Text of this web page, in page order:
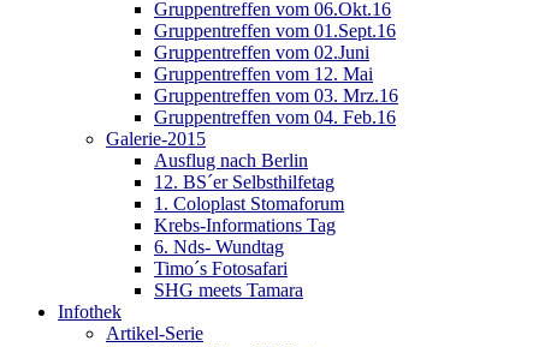
Gruppentreffen vom 06.Okt.16
Gruppentreffen vom 01.Sept.16
Gruppentreffen vom 02.Juni
Gruppentreffen vom 12. Mai
Gruppentreffen vom 03. Mrz.16
Gruppentreffen vom 04. Feb.16
Galerie-2015
Ausflug nach Berlin
12. BS´er Selbsthilfetag
1. Coloplast Stomaforum
Krebs-Informations Tag
6. Nds- Wundtag
Timo´s Fotosafari
SHG meets Tamara
Infothek
Artikel-Serie